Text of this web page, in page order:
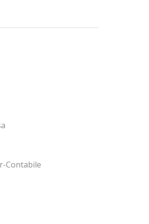
Contabile